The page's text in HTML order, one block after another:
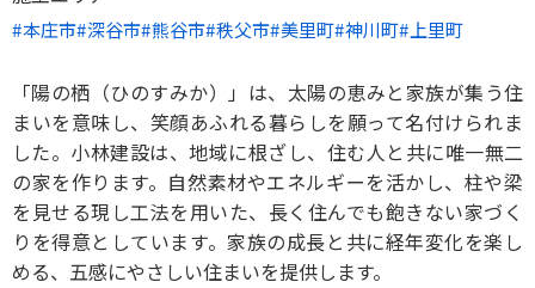
本庄市 深谷市 熊谷市 秩父市 美里町 神川町 上里町
「陽の栖（ひのすみか）」は、太陽の恵みと家族が集う住
まいを意味し、笑顔あふれる暮らしを願って名付けられま
した。小林建設は、地域に根ざし、住む人と共に唯一無二
の家を作ります。自然素材やエネルギーを活かし、柱や梁
を見せる現し工法を用いた、長く住んでも飽きない家づく
りを得意としています。家族の成長と共に経年変化を楽し
める、五感にやさしい住まいを提供します。